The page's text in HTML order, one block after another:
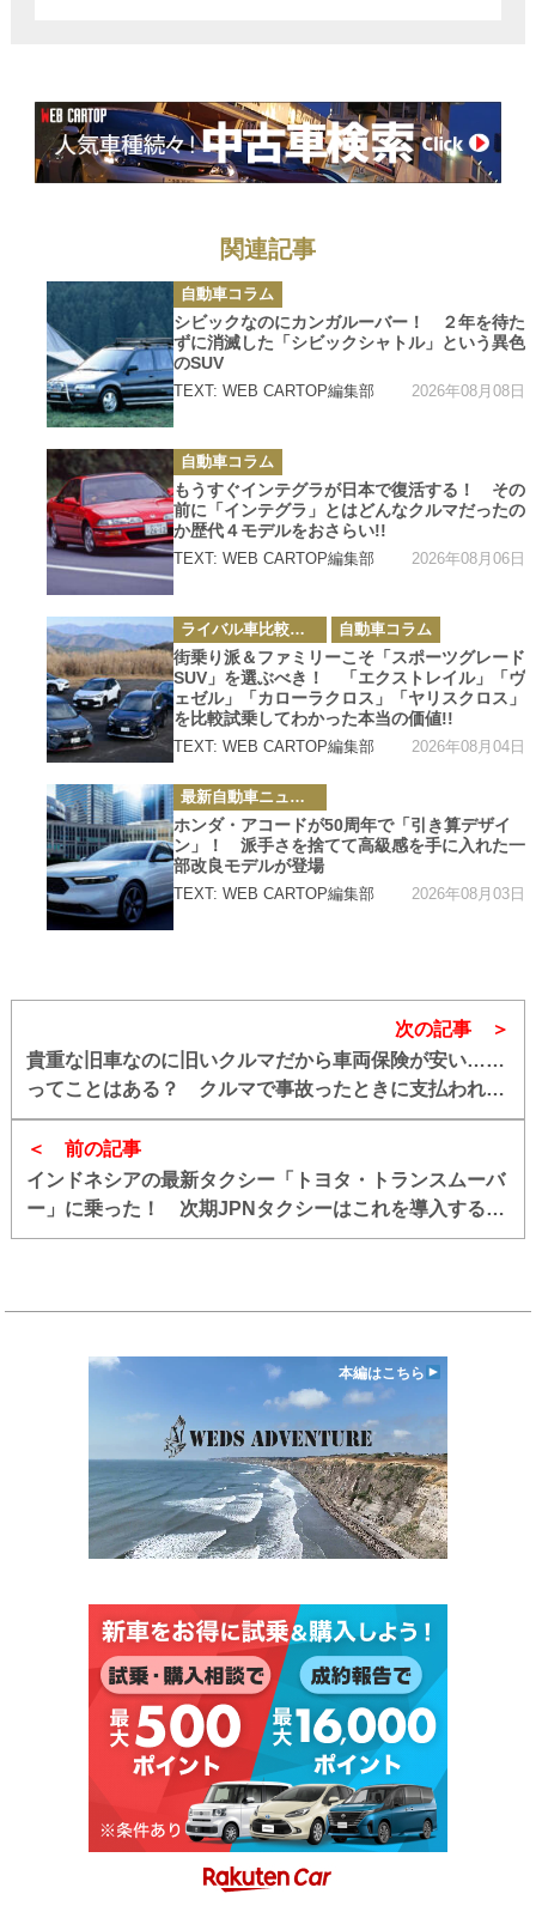
択肢として要注
目!!
関連記事
カ
テ
ゴ
リ
ー
自動車コラム
シビックなのにカンガルーバー！ ２年を待た
ずに消滅した「シビックシャトル」という異色
のSUV
TEXT: WEB CARTOP編集部 2026年08月08日
カ
テ
ゴ
リ
ー
自動車コラム
もうすぐインテグラが日本で復活する！ その
前に「インテグラ」とはどんなクルマだったの
か歴代４モデルをおさらい!!
TEXT: WEB CARTOP編集部 2026年08月06日
カ
テ
ゴ
リ
ー
ライバル車比較テスト 自動車コラム
街乗り派＆ファミリーこそ「スポーツグレード
SUV」を選ぶべき！ 「エクストレイル」「ヴ
ェゼル」「カローラクロス」「ヤリスクロス」
を比較試乗してわかった本当の価値!!
TEXT: WEB CARTOP編集部 2026年08月04日
カ
テ
ゴ
リ
ー
最新自動車ニュース
ホンダ・アコードが50周年で「引き算デザイ
ン」！ 派手さを捨てて高級感を手に入れた一
部改良モデルが登場
TEXT: WEB CARTOP編集部 2026年08月03日
前の記事
インドネシアの最新タクシー「トヨタ・トランスムーバ
ー」に乗った！ 次期JPNタクシーはこれを導入するの
もアリ!!
次の記事
貴重な旧車なのに旧いクルマだから車両保険が安い……
ってことはある？ クルマで事故ったときに支払われる
「補償金額」はどう決まるのか
本編はこちら